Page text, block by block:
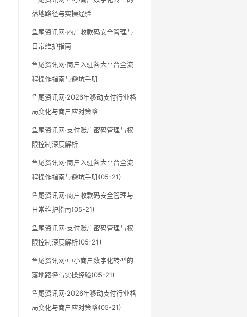
落地路径与实操经验
鱼尾资讯网·商户收款码安全管理与
日常维护指南
鱼尾资讯网·商户入驻各大平台全流
程操作指南与避坑手册
鱼尾资讯网·2026年移动支付行业格
局变化与商户应对策略
鱼尾资讯网·支付账户密码管理与权
限控制深度解析
鱼尾资讯网·商户入驻各大平台全流
程操作指南与避坑手册(05-21)
鱼尾资讯网·商户收款码安全管理与
日常维护指南(05-21)
鱼尾资讯网·支付账户密码管理与权
限控制深度解析(05-21)
鱼尾资讯网·中小商户数字化转型的
落地路径与实操经验(05-21)
鱼尾资讯网·2026年移动支付行业格
局变化与商户应对策略(05-21)